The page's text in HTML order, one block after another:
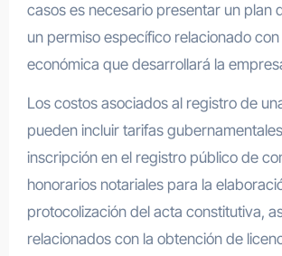
casos es necesario presentar un plan
un permiso específico relacionado
económica que desarrollará la
Los costos asociados al registro de
pueden incluir tarifas
inscripción en el registro público de
honorarios notariales para la
protocolización del acta constitutiva,
relacionados con la obtención de